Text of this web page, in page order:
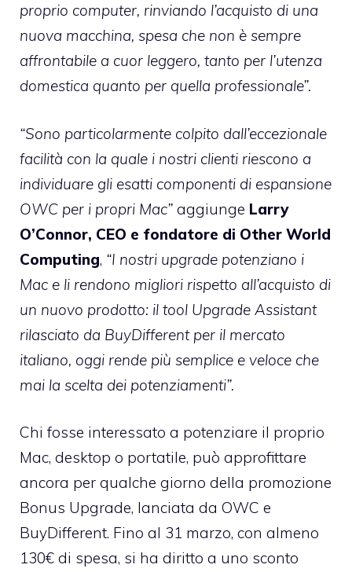
proprio computer, rinviando l’acquisto di una
nuova macchina, spesa che non è sempre
affrontabile a cuor leggero, tanto per l’utenza
domestica quanto per quella professionale”.
“Sono particolarmente colpito dall’eccezionale
facilità con la quale i nostri clienti riescono a
individuare gli esatti componenti di espansione
OWC per i propri Mac” aggiunge Larry
O’Connor, CEO e fondatore di Other World
Computing, “I nostri upgrade potenziano i
Mac e li rendono migliori rispetto all’acquisto di
un nuovo prodotto: il tool Upgrade Assistant
rilasciato da BuyDifferent per il mercato
italiano, oggi rende più semplice e veloce che
mai la scelta dei potenziamenti”.
Chi fosse interessato a potenziare il proprio
Mac, desktop o portatile, può approfittare
ancora per qualche giorno della promozione
Bonus Upgrade, lanciata da OWC e
BuyDifferent. Fino al 31 marzo, con almeno
130€ di spesa, si ha diritto a uno sconto